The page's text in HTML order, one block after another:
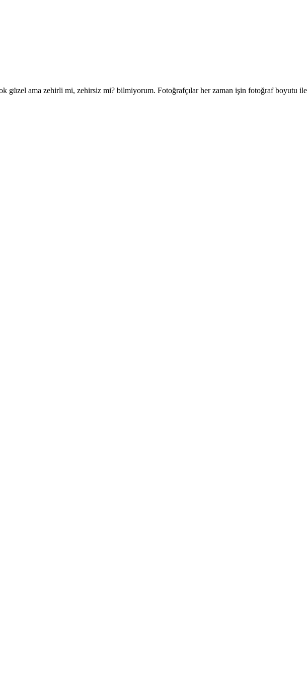
güzel ama zehirli mi, zehirsiz mi? bilmiyorum. Fotoğrafçılar her zaman işin fotoğraf boyutu